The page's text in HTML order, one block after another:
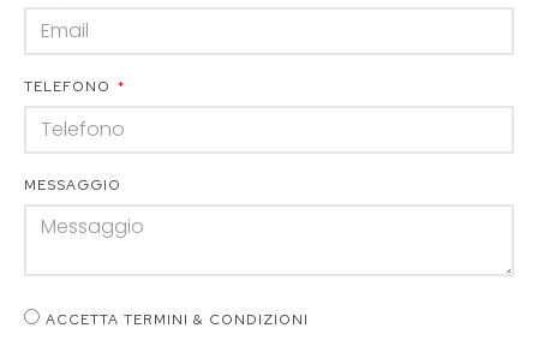
TELEFONO
MESSAGGIO
ACCETTA TERMINI & CONDIZIONI